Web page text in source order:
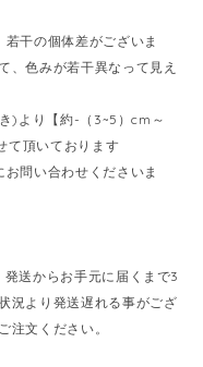
干の個体差がございま
、色みが若干異なって見え
)より【約-（3~5）cm～
て頂いております
問い合わせくださいま
送からお手元に届くまで3
況より発送遅れる事がござ
注文ください。